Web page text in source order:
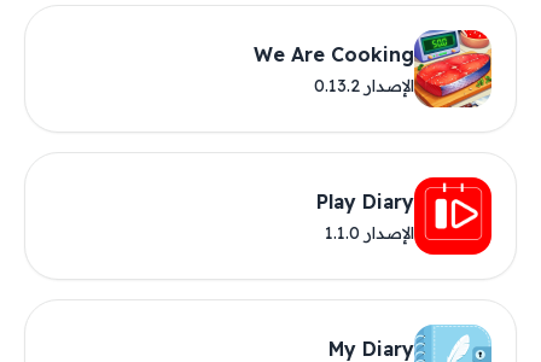
We Are Cooking
الإصدار 0.13.2
Play Diary
الإصدار 1.1.0
My Diary